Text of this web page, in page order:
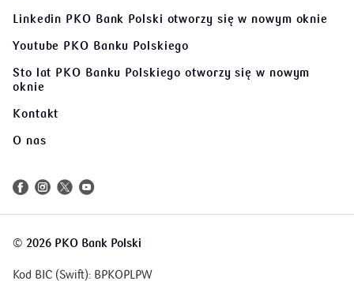
Linkedin PKO Bank Polski otworzy się w nowym oknie
Youtube PKO Banku Polskiego
Sto lat PKO Banku Polskiego otworzy się w nowym
oknie
Kontakt
O nas
© 2026 PKO Bank Polski
Kod BIC (Swift): BPKOPLPW